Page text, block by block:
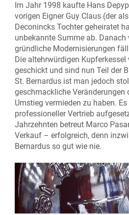
Im Jahr 1998 kaufte Hans
vorigen Eigner Guy Claus (der
Deconincks Tochter geheiratet
unbekannte Summe ab. Danach
gründliche Modernisierungen
Die altehrwürdigen Kupferkessel
geschickt und sind nun Teil der
St. Bernardus ist man jedoch
geschmackliche Veränderungen
Umstieg vermieden zu haben.
professioneller Vertrieb
Jahrzehnten betreut Marco
Verkauf – erfolgreich, denn
Bernardus so gut wie nie.